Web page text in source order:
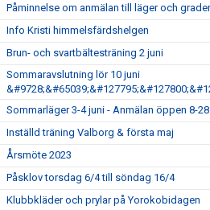
Påminnelse om anmälan till läger och
Info Kristi himmelsfärdshelgen
Brun- och svartbältesträning 2 juni
Sommaravslutning lör 10 juni
Sommarläger 3-4 juni - Anmälan öppen 8-
Inställd träning Valborg & första maj
Årsmöte 2023
Påsklov torsdag 6/4 till söndag 16/4
Klubbkläder och prylar på Yorokobidagen